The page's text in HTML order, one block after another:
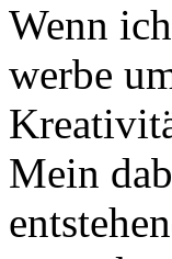
Wenn
werbe
Mein